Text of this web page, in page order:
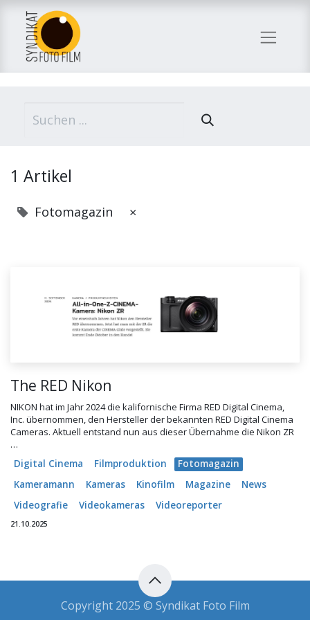
1 Artikel
Fotomagazin ×
The RED Nikon
NIKON hat im Jahr 2024 die kalifornische Firma RED Digital Cinema,
Inc. übernommen, den Hersteller der bekannten RED Digital Cinema
Cameras. Aktuell entstand nun aus dieser Übernahme die Nikon ZR
…
Digital Cinema
Filmproduktion
Fotomagazin
Kameramann
Kameras Kinofilm Magazine
News
Videografie
Videokameras Videoreporter
21.10.2025
Copyright 2025 © Syndikat Foto Film